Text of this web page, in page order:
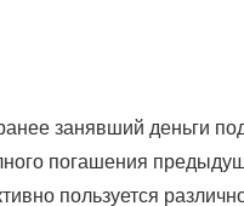
занявший деньги
погашения
пользуется